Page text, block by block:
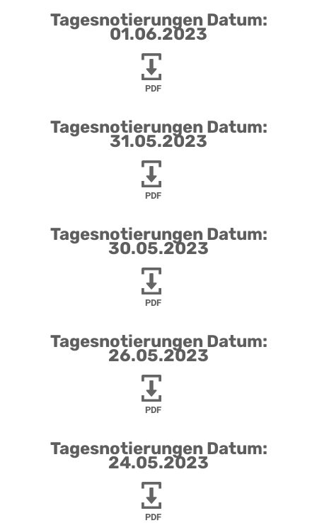
Tagesnotierungen Datum:
01.06.2023
PDF
Tagesnotierungen Datum:
31.05.2023
PDF
Tagesnotierungen Datum:
30.05.2023
PDF
Tagesnotierungen Datum:
26.05.2023
PDF
Tagesnotierungen Datum:
24.05.2023
PDF